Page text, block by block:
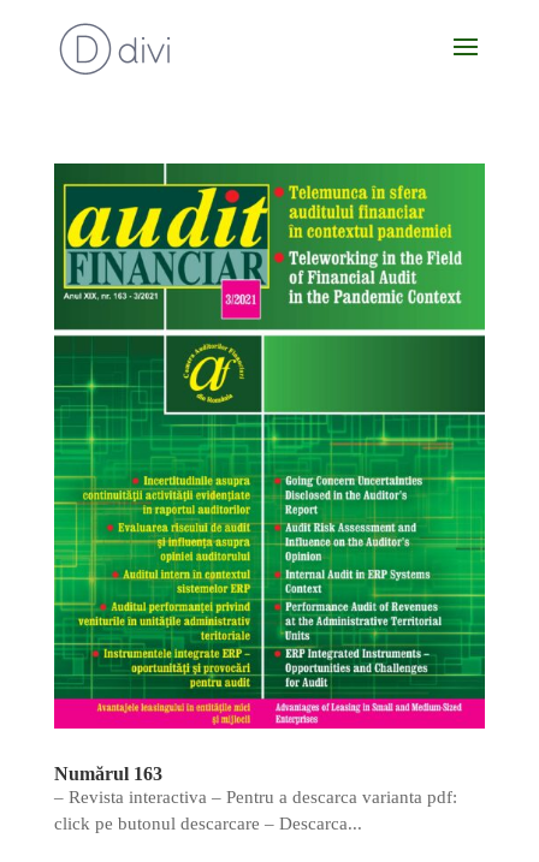
Numărul 163
– Revista interactiva – Pentru a descarca varianta pdf:
click pe butonul descarcare – Descarca...